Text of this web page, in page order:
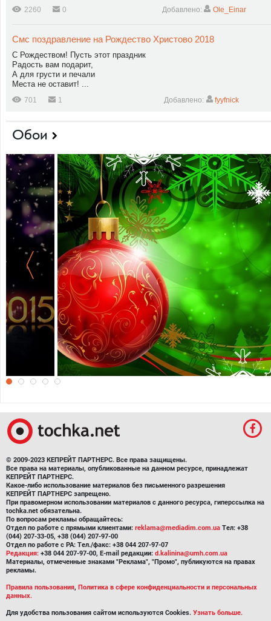
2260 0 Добавлено: Ole_Einar
Смс поздравление на Рождество Христово 2018
С Рождеством! Пусть этот праздник
Радость вам подарит,
А для грусти и печали
Места не оставит! ...
701 1 Добавлено: fyyfnick
Обои
Обои на рабочий стол Рождество
© 2009-2023 КЕПРЕЙТ ПАРТНЕРС. Все права защищены.
Все права на материалы, опубликованные на данном ресурсе, принадлежат
КЕПРЕЙТ ПАРТНЕРС.
Какое-либо использование материалов без письменного разрешения
КЕПРЕЙТ ПАРТНЕРС запрещено.
При правомерном использовании материалов с данного ресурса, гиперссылка на
tochka.net обязательна.
По вопросам рекламы обращайтесь:
Отдел по работе с прямыми клиентами: reklama@mediadim.com.ua Тел: +38
(044) 207-33-05, +38 (044) 207-97-00
Отдел по работе с РА: Тел./факс: +38 044 207-97-07
Редакция: +38 044 207-97-00, E-mail редакции: d.kalinina@umh.com.ua
Материалы, отмеченные знаками "Реклама", "Промо", публикуются на правах
рекламы.
Правила пользования, Политика в сфере конфиденциальности и персональных
данных.
Для удобства пользования сайтом используются Cookies. Узнать больше.